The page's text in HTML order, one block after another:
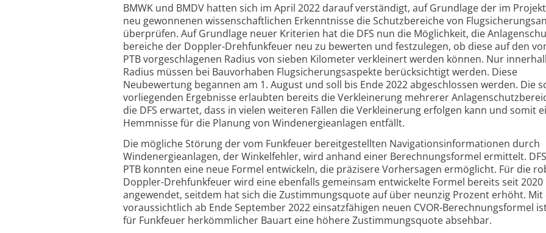
BMWK und BMDV hatten sich im April 2022 darauf verständigt, auf Grundlage der im Projekt
neu gewonnenen wissen­schaft­lichen Erkenntnisse die Schutz­bereiche von
überprüfen. Auf Grundlage neuer Kriterien hat die DFS nun die Möglichkeit, die
bereiche der Doppler-Dreh­funk­feuer neu zu bewerten und festzulegen, ob diese auf den
PTB vorge­schlagenen Radius von sieben Kilometer verkleinert werden können. Nur
Radius müssen bei Bauvorhaben Flug­sicherungs­aspekte berück­sichtigt werden. Diese
Neubewertung begannen am 1. August und soll bis Ende 2022 abgeschlossen werden. Die
vorliegenden Ergebnisse erlaubten bereits die Verkleinerung mehrerer
die DFS erwartet, dass in vielen weiteren Fällen die Verkleinerung erfolgen kann und somit
Hemmnisse für die Planung von Wind­energie­anlagen entfällt.
Die mögliche Störung der vom Funkfeuer bereit­ge­stellten Navigations­informationen durch
Windenergie­anlagen, der Winkel­fehler, wird anhand einer Berechnungs­formel ermittelt.
PTB konnten eine neue Formel entwickeln, die präzisere Vorher­sagen ermöglicht. Für die
Doppler-Drehfunk­feuer wird eine ebenfalls gemeinsam entwickelte Formel bereits seit 2020
angewendet, seitdem hat sich die Zustimmungs­quote auf über neunzig Prozent erhöht. Mit
voraus­sicht­lich ab Ende September 2022 einsatz­fähigen neuen CVOR-Berechnungs­formel
für Funkfeuer herkömm­licher Bauart eine höhere Zustimmungs­quote absehbar.